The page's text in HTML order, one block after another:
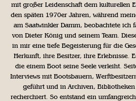
mit großer Leidenschaft dem kulturellen
den späten 1970er Jahren, während
am Saatwinkler Damm, beobachtete ich
von Dieter König und seinem Team.
in mir eine tiefe Begeisterung für die
Herkunft, ihre Besitzer, ihre Erlebnisse.
die einem Boot seine Seele verleiht.
Interviews mit Bootsbauern,
geführt und in Archiven, Bibliotheken
recherchiert. So entstand ein